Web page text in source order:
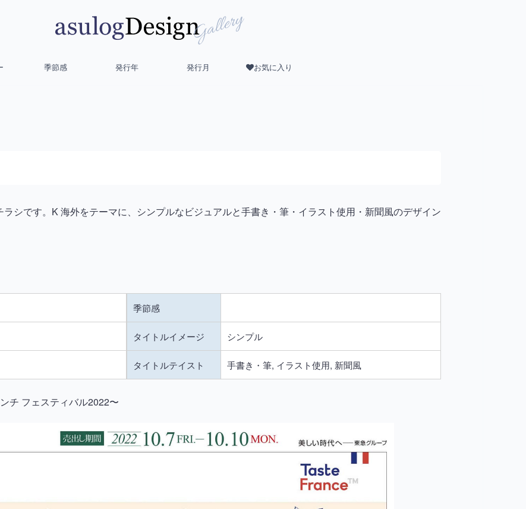
季節感 発行年 発行月 お気に入り
シです。K 海外をテーマに、シンプルなビジュアルと手書き・筆・イラスト使用・新聞風のデザイン
季節感
タイトルイメージ シンプル
タイトルテイスト 手書き・筆, イラスト使用, 新聞風
チ フェスティバル2022〜